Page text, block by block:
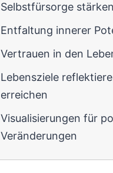
Selbstfürsorge stärken
Entfaltung innerer
Vertrauen in den
Lebensziele
erreichen
Visualisierungen für
Veränderungen